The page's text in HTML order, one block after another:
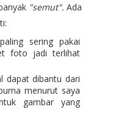
"semut". Ada
sering pakai
foto jadi terlihat
dapat dibantu dari
menurut saya
gambar yang